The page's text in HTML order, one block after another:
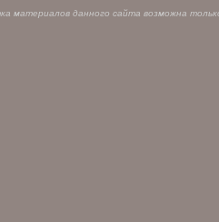
материалов данного сайта возможна